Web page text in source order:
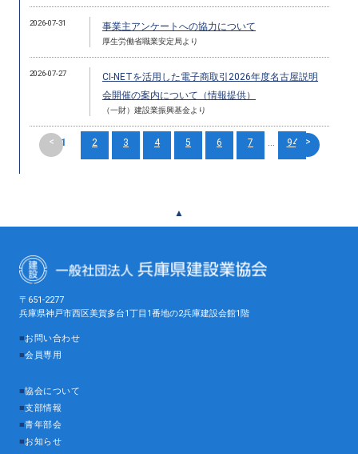
2026-07-31 事業主アンケートへの協力について
厚生労働省職業安定局より
2026-07-27
CI-NETを活用した電子商取引2026年度名古屋説明
会開催の案内について（情報提供）
（一財）建設業振興基金より
< 1 2 3 4 5 6 7 ... 94 >
▲
〒651-2277
兵庫県神戸市西区美賀多台1丁目1番地の2兵庫建設会館1階
■お問い合わせ
■会員専用
■協会について
■支部情報
■青年部会
■お知らせ